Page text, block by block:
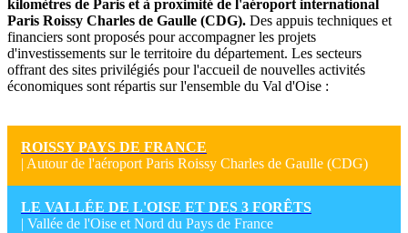
kilomètres de Paris et à proximité de l'aéroport international
Paris Roissy Charles de Gaulle (CDG). Des appuis techniques et
financiers sont proposés pour accompagner les projets
d'investissements sur le territoire du département. Les secteurs
offrant des sites privilégiés pour l'accueil de nouvelles activités
économiques sont répartis sur l'ensemble du Val d'Oise :
ROISSY PAYS DE FRANCE
| Autour de l'aéroport Paris Roissy Charles de Gaulle (CDG)
LE VALLÉE DE L'OISE ET DES 3 FORÊTS
| Vallée de l'Oise et Nord du Pays de France